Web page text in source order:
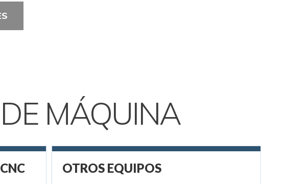
MÁQUINA
OTROS EQUIPOS